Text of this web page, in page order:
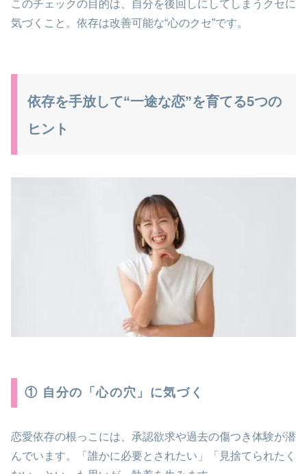
このチェックの目的は、自分を後回しにしてしまうクセに
気づくこと。依存は改善可能な“心のクセ”です。
依存を手放して“一途な恋”を育てる5つの
ヒント
① 自分の「心の穴」に気づく
恋愛依存の根っこには、承認欲求や過去の傷つき体験が潜
んでいます。「誰かに必要とされたい」「見捨てられたく